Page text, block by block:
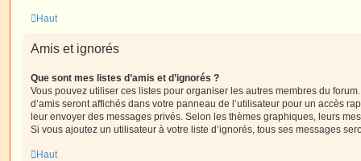
Haut
Amis et ignorés
Que sont mes listes d’amis et d’ignorés ?
Vous pouvez utiliser ces listes pour organiser les autres membres du
d’amis seront affichés dans votre panneau de l’utilisateur pour un accès
leur envoyer des messages privés. Selon les thèmes graphiques, leurs
Si vous ajoutez un utilisateur à votre liste d’ignorés, tous ses messages
Haut